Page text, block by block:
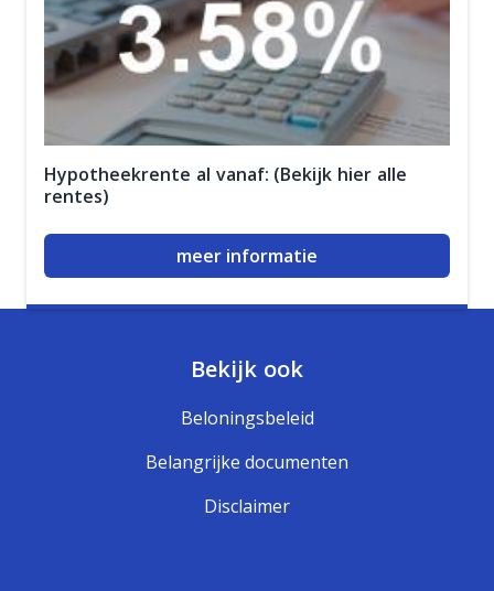
Hypotheekrente al vanaf: (Bekijk hier alle
rentes)
meer informatie
Bekijk ook
Beloningsbeleid
Belangrijke documenten
Disclaimer